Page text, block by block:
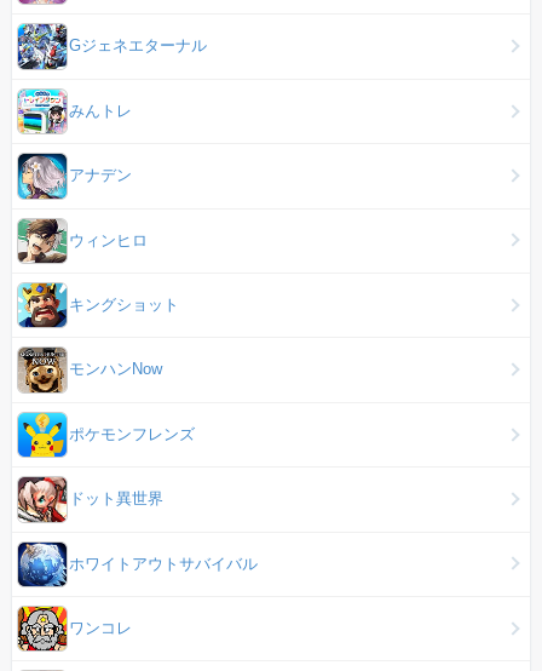
Gジェネエターナル
みんトレ
アナデン
ウィンヒロ
キングショット
モンハンNow
ポケモンフレンズ
ドット異世界
ホワイトアウトサバイバル
ワンコレ